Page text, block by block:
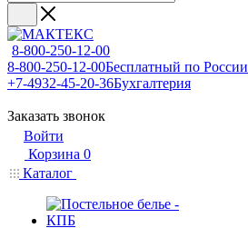
8-800-250-12-00
8-800-250-12-00Бесплатный по России
+7-4932-45-20-36Бухгалтерия
Заказать звонок
Войти
Корзина 0
Каталог